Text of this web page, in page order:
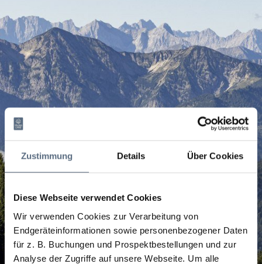
Zustimmung Details Über Cookies
Diese Webseite verwendet Cookies
Wir verwenden Cookies zur Verarbeitung von
Endgeräteinformationen sowie personenbezogener Daten
für z. B. Buchungen und Prospektbestellungen und zur
Analyse der Zugriffe auf unsere Webseite. Um alle